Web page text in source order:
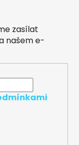
zasílat
našem e-